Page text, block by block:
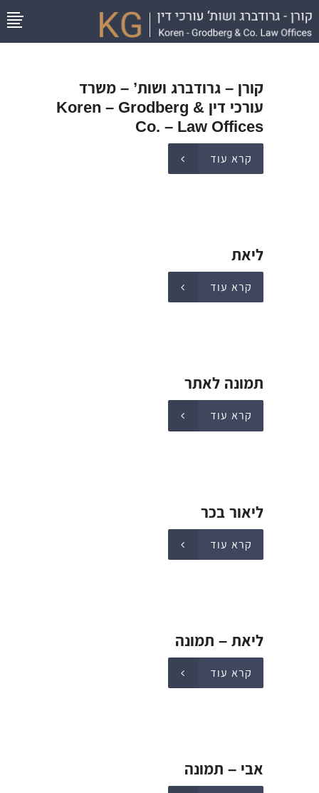
קורן – גרודברג ושות’ – משרד
עורכי דין Koren – Grodberg &
Co. – Law Offices
קרא עוד
ליאת
קרא עוד
תמונה לאתר
קרא עוד
ליאור בכר
קרא עוד
ליאת – תמונה
קרא עוד
אבי – תמונה